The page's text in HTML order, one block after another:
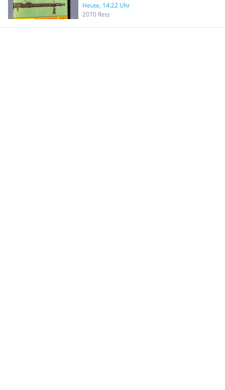
Heute, 14:22 Uhr
2070 Retz